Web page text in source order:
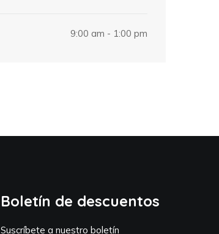
9:00 am - 1:00 pm
Boletín de descuentos
Suscríbete a nuestro boletín